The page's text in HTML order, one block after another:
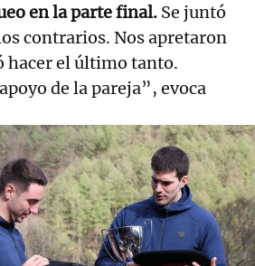
en la parte final. Se juntó
contrarios. Nos apretaron
hacer el último tanto.
de la pareja”, evoca